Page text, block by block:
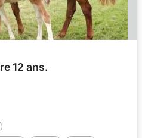
12 ans.